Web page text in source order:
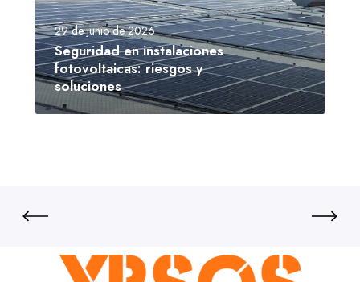
29 de junio de 2026
Seguridad en instalaciones
fotovoltaicas: riesgos y
soluciones